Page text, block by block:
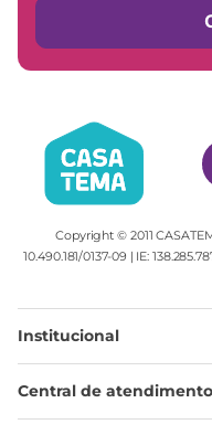
Copyright © 2011
10.490.181/0137-09 | IE:
Institucional
Minha Conta
Meus pedidos
Central de atendimento
Ajuda